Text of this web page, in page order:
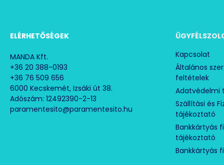
ELÉRHETŐSÉGEK
MANDA Kft.
+36 20 388-0193
+36 76 509 656
6000 Kecskemét, Izsáki út 38.
Adószám: 12492390-2-13
paramentesito@paramentesito.hu
Kapcsolat
Általános
feltételek
Adatvédelmi
Szállítási és
tájékoztató
Bankkártyás
tájékoztató
Bankkártyás